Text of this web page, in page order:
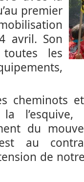
premier
avril. Son
les
cheminots
l’esquive,
du
au
de